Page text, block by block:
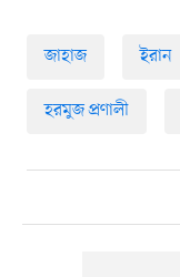
জাহাজ ইরান
হরমুজ প্রণালী